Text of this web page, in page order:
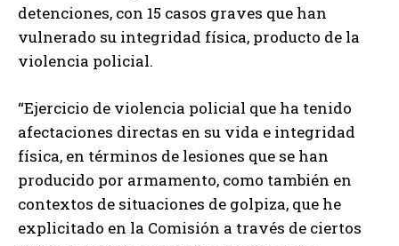
detenciones, con 15 casos graves que han
vulnerado su integridad física, producto de la
violencia policial.
“Ejercicio de violencia policial que ha tenido
afectaciones directas en su vida e integridad
física, en términos de lesiones que se han
producido por armamento, como también en
contextos de situaciones de golpiza, que he
explicitado en la Comisión a través de ciertos